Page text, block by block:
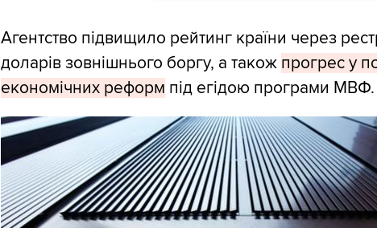
Агентство підвищило рейтинг країни через
доларів зовнішнього боргу, а також прогрес у
економічних реформ під егідою програми МВФ.